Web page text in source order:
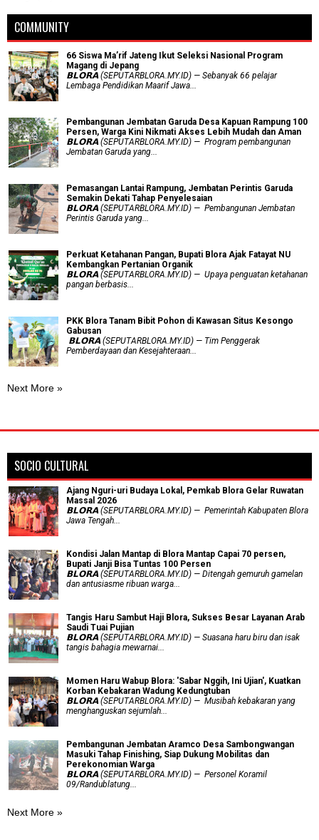
COMMUNITY
66 Siswa Ma’rif Jateng Ikut Seleksi Nasional Program
Magang di Jepang
𝗕𝗟𝗢𝗥𝗔 (SEPUTARBLORA.MY.ID) — Sebanyak 66 pelajar
Lembaga Pendidikan Maarif Jawa...
Pembangunan Jembatan Garuda Desa Kapuan Rampung 100
Persen, Warga Kini Nikmati Akses Lebih Mudah dan Aman
𝗕𝗟𝗢𝗥𝗔 (SEPUTARBLORA.MY.ID) — Program pembangunan
Jembatan Garuda yang...
Pemasangan Lantai Rampung, Jembatan Perintis Garuda
Semakin Dekati Tahap Penyelesaian
𝗕𝗟𝗢𝗥𝗔 (SEPUTARBLORA.MY.ID) — Pembangunan Jembatan
Perintis Garuda yang...
​Perkuat Ketahanan Pangan, Bupati Blora Ajak Fatayat NU
Kembangkan Pertanian Organik
𝗕𝗟𝗢𝗥𝗔 (SEPUTARBLORA.MY.ID) — Upaya penguatan ketahanan
pangan berbasis...
PKK Blora Tanam Bibit Pohon di Kawasan Situs Kesongo
Gabusan
‎ 𝗕𝗟𝗢𝗥𝗔 (SEPUTARBLORA.MY.ID) — Tim Penggerak
Pemberdayaan dan Kesejahteraan...
Next More »
SOCIO CULTURAL
Ajang Nguri-uri Budaya Lokal, Pemkab Blora Gelar Ruwatan
Massal 2026
𝗕𝗟𝗢𝗥𝗔 (SEPUTARBLORA.MY.ID) — Pemerintah Kabupaten Blora
Jawa Tengah...
Kondisi Jalan Mantap di Blora Mantap Capai 70 persen,
Bupati Janji Bisa Tuntas 100 Persen
𝗕𝗟𝗢𝗥𝗔 (SEPUTARBLORA.MY.ID) — Ditengah gemuruh gamelan
dan antusiasme ribuan warga...
Tangis Haru Sambut Haji Blora, Sukses Besar Layanan Arab
Saudi Tuai Pujian
𝗕𝗟𝗢𝗥𝗔 (SEPUTARBLORA.MY.ID) — Suasana haru biru dan isak
tangis bahagia mewarnai...
Momen Haru Wabup Blora: ​'Sabar Nggih, Ini Ujian', Kuatkan
Korban Kebakaran Wadung Kedungtuban
𝗕𝗟𝗢𝗥𝗔 (SEPUTARBLORA.MY.ID) — Musibah kebakaran yang
menghanguskan sejumlah...
Pembangunan Jembatan Aramco Desa Sambongwangan
Masuki Tahap Finishing, Siap Dukung Mobilitas dan
Perekonomian Warga
𝗕𝗟𝗢𝗥𝗔 (SEPUTARBLORA.MY.ID) — Personel Koramil
09/Randublatung...
Next More »